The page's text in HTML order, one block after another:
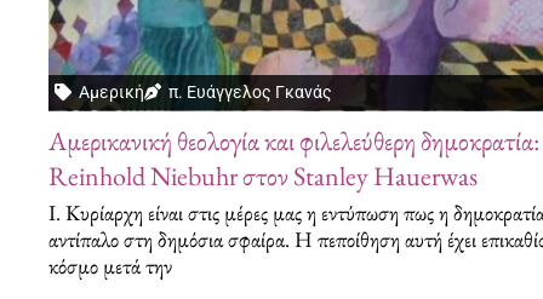
Αμερική π. Ευάγγελος Γκανάς
Αμερικανική θεολογία και φιλελεύθερη
Reinhold Niebuhr στον Stanley Hauerwas
Ι. Κυρίαρχη είναι στις μέρες μας η εντύπωση πως η
αντίπαλο στη δημόσια σφαίρα. Η πεποίθηση αυτή έχει
κόσμο μετά την